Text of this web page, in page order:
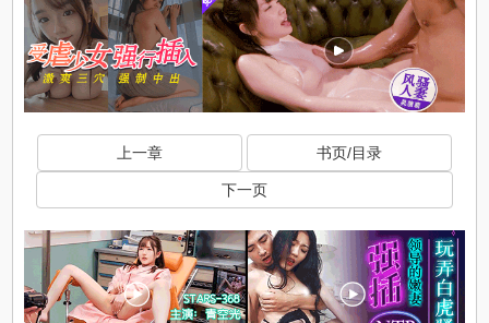
上一章 书页/目录
下一页